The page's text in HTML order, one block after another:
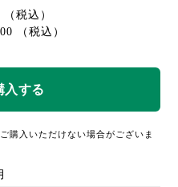
税込）
（税込）
購入いただけない場合がございま